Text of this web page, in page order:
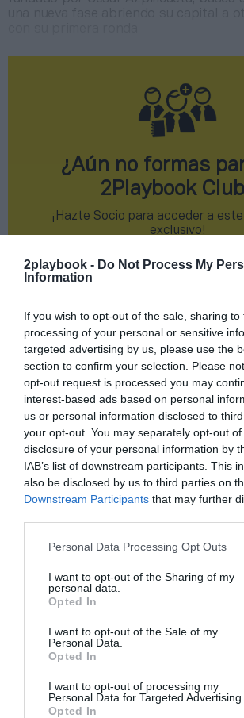
2playbook - Do Not Process My
Information
If you wish to opt-out of the sale, sharing
processing of your personal or sensitive
targeted advertising by us, please use the
section to confirm your selection. Please
opt-out request is processed you may
interest-based ads based on personal
us or personal information disclosed to
your opt-out. You may separately opt-out
disclosure of your personal information by
IAB’s list of downstream participants. This
also be disclosed by us to third parties on
Downstream Participants that may further
Personal Data Processing Opt Outs
I want to opt-out of the Sharing of my
personal data.
Opted In
I want to opt-out of the Sale of my
Personal Data.
Opted In
I want to opt-out of processing my
Personal Data for Targeted Advertising.
Opted In
Índex2P
Falcons
eSports
¿Aún no formas
2Playbook
¡Hazte Socio para acceder a
exclusivo!
¡Suscríbete! Inicia
Compartir